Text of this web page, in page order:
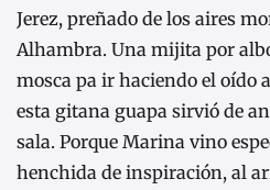
Jerez, preñado de los aires
Alhambra. Una mijita por
mosca pa ir haciendo el oído
esta gitana guapa sirvió de
sala. Porque Marina vino
henchida de inspiración, al